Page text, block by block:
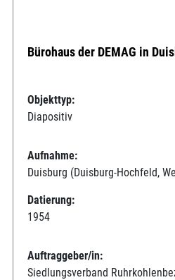
Bürohaus der DEMAG in
Objekttyp:
Diapositiv
Aufnahme:
Duisburg (Duisburg-Hochfeld,
Datierung:
1954
Auftraggeber/in:
Siedlungsverband